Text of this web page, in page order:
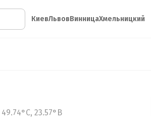
КиевЛьвовВинницаХмельницкий
23.57°В